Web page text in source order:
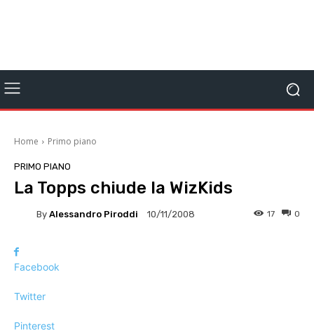
Home Primo piano
PRIMO PIANO
La Topps chiude la WizKids
By Alessandro Piroddi 10/11/2008 0
17
Facebook
Twitter
Pinterest